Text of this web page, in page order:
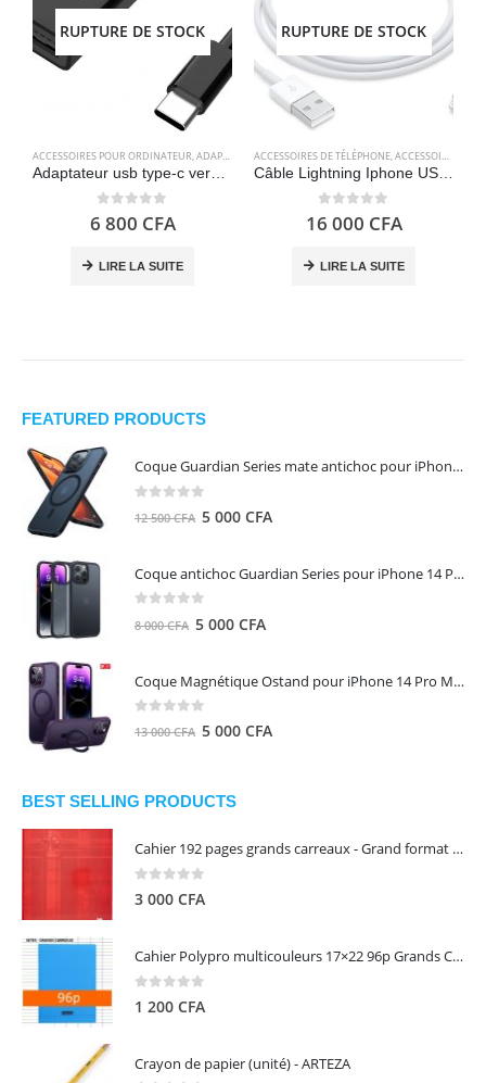
RUPTURE DE STOCK
ACCESSOIRES POUR ORDINATEUR,ADAPTATEURS ,ELECTRONIQUES
Adaptateur usb type-c vers usb 3.0, adaptateur thunderbolt 3 vers usb femelle – Noir – Nonda
0 out of 5
6 800 CFA
LIRE LA SUITE
RUPTURE DE STOCK
ACCESSOIRES DE TÉLÉPHONE,ACCESSOIRES POUR ORDINATEUR
Câble Lightning Iphone USB A 2.0 Original (1m ) – Apple
0 out of 5
16 000 CFA
LIRE LA SUITE
FEATURED PRODUCTS
Coque Guardian Series mate antichoc pour iPhone 15 Pro Max avec Magsafe Noir - Torras
12 500CFA Le
500 CFA.
5 000 CFA
Coque antichoc Guardian Series pour iPhone 14 Pro Max - TORRAS
8 000CFA Le
était :
000 CFA.
5 000 CFA
000 CFA.
Coque Magnétique Ostand pour iPhone 14 Pro Max - Violet Foncé - TORRAS
13 000CFA Le
était :
000 CFA.
5 000 CFA
000 CFA.
BEST SELLING PRODUCTS
Cahier 192 pages grands carreaux - Grand format - Brochure dos toilé - 24x32 cm - Papier blanc 90 g - Couverture carte pelliculée couleur aléatoire - Clairefontaine
3 000 CFA
Cahier Polypro multicouleurs 17×22 96p Grands Carreaux Séyès 90g - CALLIGRAPHE
1 200 CFA
Crayon de papier (unité) - ARTEZA